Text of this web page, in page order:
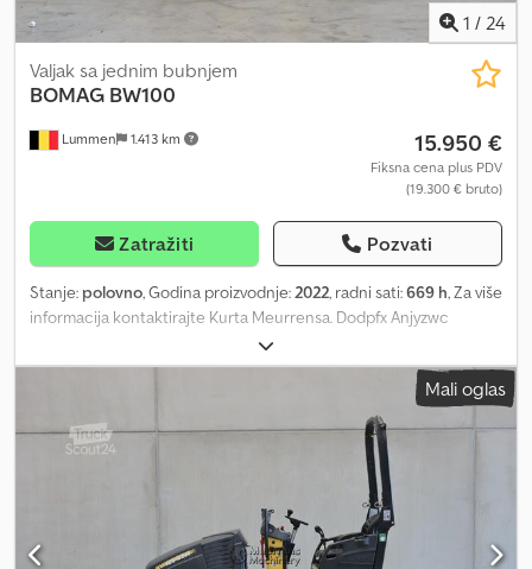
1 / 24
Lummen 1.413 km
Valjak sa jednim bubnjem
BOMAG BW100
15.950 €
Fiksna cena plus PDV
(19.300 € bruto)
Zatražiti Pozvati
Stanje: polovno, Godina proizvodnje:2022, radni sati:669 h, Za više
informacija kontaktirajte Kurta Meurrensa. Dodpfx Anjyzwc
Mali oglas